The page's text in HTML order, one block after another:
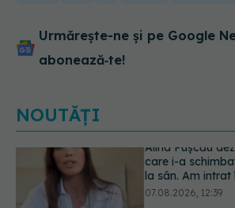
Urmărește-ne și pe Google
abonează‑te!
NOUTĂȚI
Greșeala care îți
solniță